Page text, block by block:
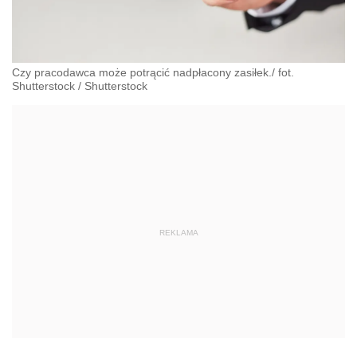
Czy pracodawca może potrącić nadpłacony zasiłek./ fot.
Shutterstock / Shutterstock